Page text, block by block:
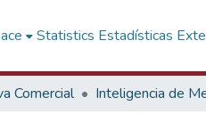
Statistics Estadísticas
Comercial Inteligencia de